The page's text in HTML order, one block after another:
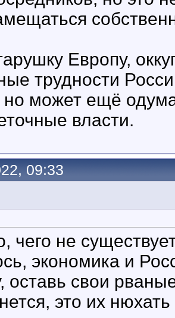
Европу,
трудности
может ещё
власти.
09:33
чего не
экономика и
оставь свои
это их